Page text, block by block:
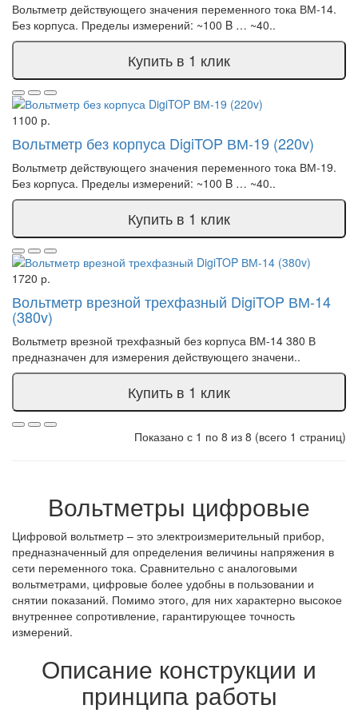
Вольтметр действующего значения переменного тока ВМ-14.
Без корпуса. Пределы измерений: ~100 B … ~40..
Купить в 1 клик
1100 р.
Вольтметр без корпуса DigiTOP ВМ-19 (220v)
Вольтметр действующего значения переменного тока ВМ-19.
Без корпуса. Пределы измерений: ~100 B … ~40..
Купить в 1 клик
1720 р.
Вольтметр врезной трехфазный DigiTOP ВМ-14
(380v)
Вольтметр врезной трехфазный без корпуса ВМ-14 380 В
предназначен для измерения действующего значени..
Купить в 1 клик
Показано с 1 по 8 из 8 (всего 1 страниц)
Вольтметры цифровые
Цифровой вольтметр – это электроизмерительный прибор,
предназначенный для определения величины напряжения в
сети переменного тока. Сравнительно с аналоговыми
вольтметрами, цифровые более удобны в пользовании и
снятии показаний. Помимо этого, для них характерно высокое
внутреннее сопротивление, гарантирующее точность
измерений.
Описание конструкции и
принципа работы